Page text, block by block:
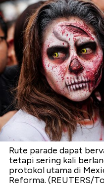
Rute parade dapat
tetapi sering kali
protokol utama di
Reforma. (REUTERS/